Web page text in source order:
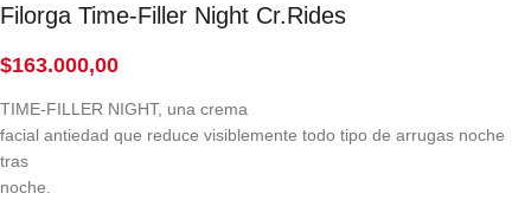
Filorga Time-Filler Night Cr.Rides
$163.000,00
TIME-FILLER NIGHT, una crema
facial antiedad que reduce visiblemente todo tipo de arrugas noche
tras
noche.